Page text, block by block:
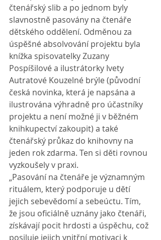
čtenářský slib a po jednom byly
slavnostně pasovány na čtenáře
dětského oddělení. Odměnou za
úspěšné absolvování projektu byla
knížka spisovatelky Zuzany
Pospíšilové a ilustrátorky Ivety
Autratové Kouzelné brýle (původní
česká novinka, která je napsána a
ilustrována výhradně pro účastníky
projektu a není možné ji v běžném
knihkupectví zakoupit) a také
čtenářský průkaz do knihovny na
jeden rok zdarma. Ten si děti rovnou
vyzkoušely v praxi.
„Pasování na čtenáře je významným
rituálem, který podporuje u dětí
jejich sebevědomí a sebeúctu. Tím,
že jsou oficiálně uznány jako čtenáři,
získávají pocit hrdosti a úspěchu, což
posiluje jejich vnitřní motivaci k